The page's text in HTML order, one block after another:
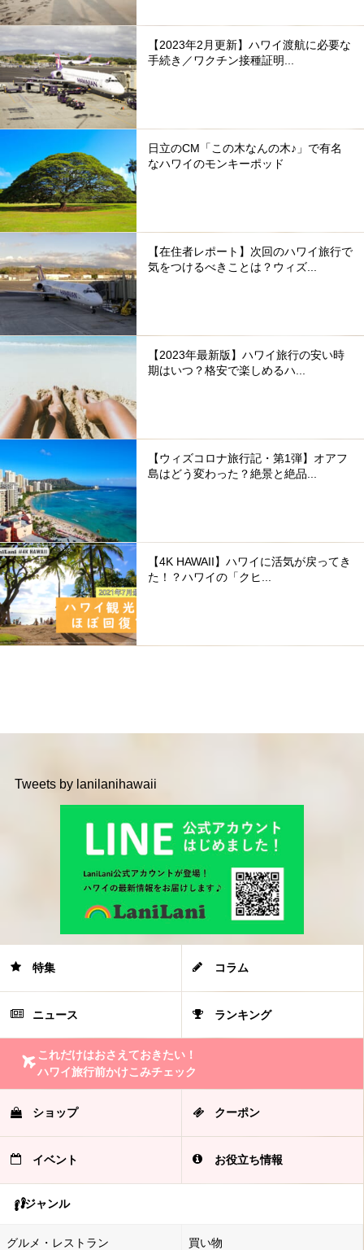
【2023年2月更新】ハワイ渡航に必要な
手続き／ワクチン接種証明...
日立のCM「この木なんの木♪」で有名
なハワイのモンキーポッド
【在住者レポート】次回のハワイ旅行で
気をつけるべきことは？ウィズ...
【2023年最新版】ハワイ旅行の安い時
期はいつ？格安で楽しめるハ...
【ウィズコロナ旅行記・第1弾】オアフ
島はどう変わった？絶景と絶品...
【4K HAWAII】ハワイに活気が戻ってき
た！？ハワイの「クヒ...
Tweets by lanilanihawaii
特集 コラム
ニュース ランキング
これだけはおさえておきたい！
ハワイ旅行前かけこみチェック
ショップ クーポン
イベント お役立ち情報
ジャンル
グルメ・レストラン 買い物